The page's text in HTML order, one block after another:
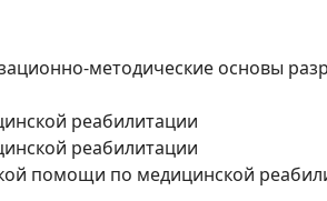
методические основы
реабилитации
реабилитации
помощи по медицинской